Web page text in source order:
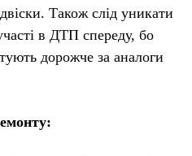
Також слід уникати
в ДТП спереду, бо
дорожче за аналоги